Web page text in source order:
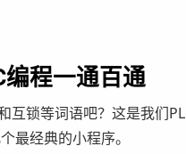
程一通百通
锁等词语吧？这是我们
最经典的小程序。